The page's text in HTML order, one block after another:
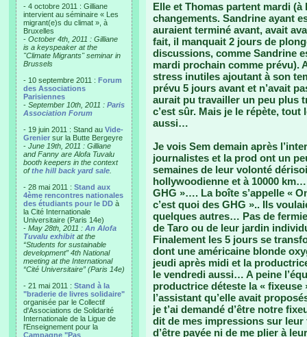
- 4 octobre 2011 : Gilliane
intervient au séminaire « Les
migrant(e)s du climat », à
Bruxelles
- October 4th, 2011 : Gilliane
is a keyspeaker at the
"Climate Migrants" seminar in
Brussels
- 10 septembre 2011 : Forum
des Associations
Parisiennes
- September 10th, 2011 : Paris
Association Forum
- 19 juin 2011 : Stand au Vide-
Grenier sur la Butte Bergeyre
- June 19th, 2011 : Gilliane
and Fanny are Alofa Tuvalu
booth keepers in the context
ofthe hill back yard sale
- 28 mai 2011 : Stand aux
4ème rencontres nationales
des étudiants pour le DD à
la Cité Internationale
Universitaire (Paris 14e)
- May 28th, 2011 : An Alofa
Tuvalu exhibit at the
“Students for sustainable
development” 4th National
meeting at the International
“Cité Universitaire” (Paris 14e)
- 21 mai 2011 : Stand à la
"braderie de livres solidaire"
organisée par le Collectif
d'Associations de Solidarité
Internationale de la Ligue de
l'Enseignement pour la
Campagne "Pas
Elle et Thomas partent mardi
changements. Sandrine ayant
auraient terminé avant, avait
fait, il manquait 2 jours de
discussions, comme Sandrine
mardi prochain comme prévu).
stress inutiles ajoutant à son
prévu 5 jours avant et n’avait
aurait pu travailler un peu plus
c’est sûr. Mais je le répète, tout
aussi…
Je vois Sem demain après
journalistes et la prod ont un
semaines de leur volonté
hollywoodienne et à 10000
GHG »…. La boîte s’appelle «
c’est quoi des GHG ».. Ils
quelques autres… Pas de
de Taro ou de leur jardin
Finalement les 5 jours se
dont une américaine blonde
jeudi après midi et la
le vendredi aussi… A peine
productrice déteste la « fixeuse
l’assistant qu’elle avait
je t’ai demandé d’être notre
dit de mes impressions sur leur
d’être payée ni de me plier à